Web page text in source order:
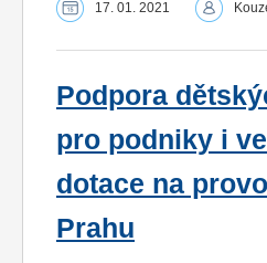
17. 01. 2021
Podpora
pro podniky i
dotace na
Prahu